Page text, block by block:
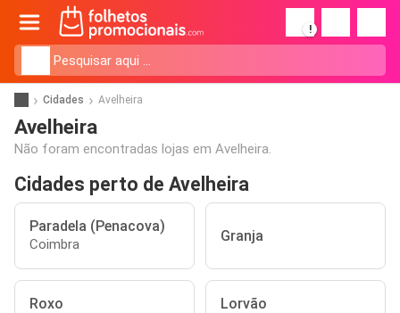
!
Cidades Avelheira
Avelheira
Não foram encontradas lojas em Avelheira.
Cidades perto de Avelheira
Paradela (Penacova)
Coimbra Granja
Roxo Lorvão